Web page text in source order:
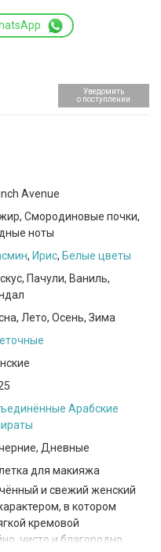
Уведомить
о поступлении
Avenue
Смородиновые почки,
ноты
, Ирис, Белые цветы
Пачули, Ваниль,
Лето, Осень, Зима
Арабские
Дневные
для макияжа
и свежий женский
в котором
кремовой
чисто и благородно,